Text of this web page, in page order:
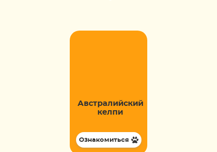
Австралийский
келпи
Ознакомиться